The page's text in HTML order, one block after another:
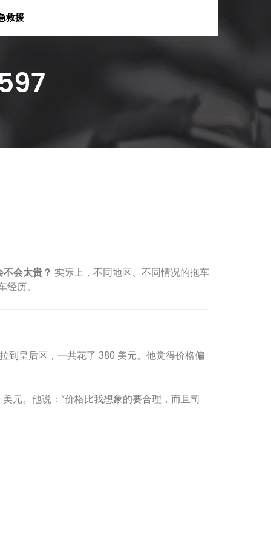
救援
会太贵？ 实际上，不同地区、不同情况的拖车
历。
到皇后区，一共花了 380 美元。他觉得价格偏
元。他说：“价格比我想象的要合理，而且司